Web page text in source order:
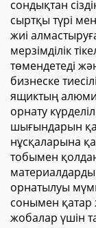
сондықтан
сыртқы түрі
жиі
мерзімділік
төмендетеді
бизнеске
ящиктың
орнату
шығындарын
нұсқаларына
тобымен
орнатылуы
сонымен қатар
жобалар үшін